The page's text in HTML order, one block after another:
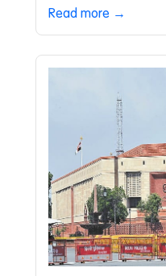
Read more →